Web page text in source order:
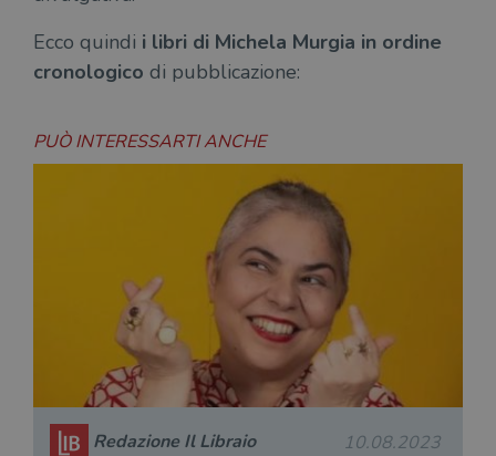
Ecco quindi i libri di Michela Murgia in ordine
cronologico di pubblicazione:
PUÒ INTERESSARTI ANCHE
Redazione Il Libraio 10.08.2023